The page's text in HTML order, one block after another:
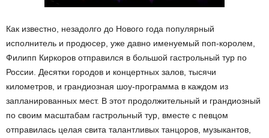
Как известно, незадолго до Нового года популярный
исполнитель и продюсер, уже давно именуемый поп-королем,
Филипп Киркоров отправился в большой гастрольный тур по
России. Десятки городов и концертных залов, тысячи
километров, и грандиозная шоу-программа в каждом из
запланированных мест. В этот продолжительный и грандиозный
по своим масштабам гастрольный тур, вместе с певцом
отправилась целая свита талантливых танцоров, музыкантов,